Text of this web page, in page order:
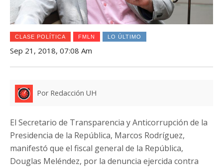
CLASE POLÍTICA FMLN LO ÚLTIMO
Sep 21, 2018, 07:08 Am
Por Redacción UH
El Secretario de Transparencia y Anticorrupción de la
Presidencia de la República, Marcos Rodríguez,
manifestó que el fiscal general de la República,
Douglas Meléndez, por la denuncia ejercida contra